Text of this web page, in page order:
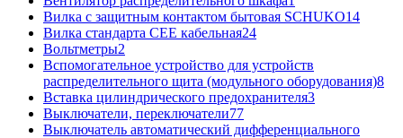
Вилка с защитным контактом бытовая SCHUKO14
Вилка стандарта CEE кабельная24
Вольтметры2
Вспомогательное устройство для устройств
распределительного щита (модульного оборудования)8
Вставка цилиндрического предохранителя3
Выключатели, переключатели77
Выключатель автоматический дифференциального